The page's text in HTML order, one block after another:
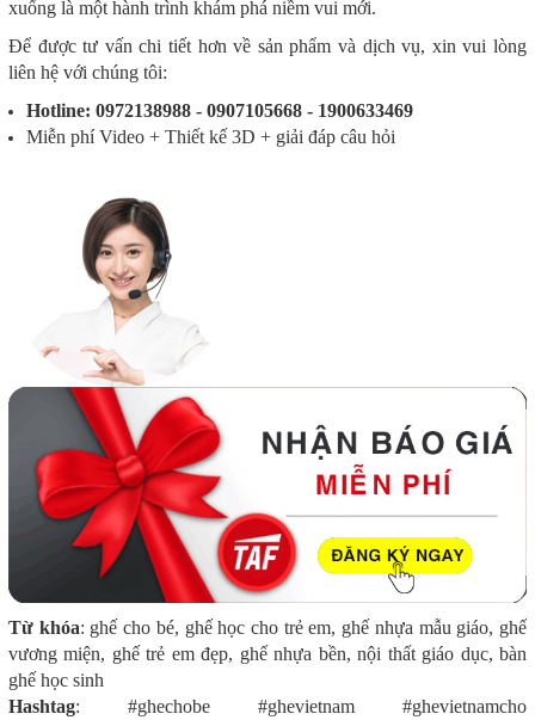
xuống là một hành trình khám phá niềm vui mới.
Để được tư vấn chi tiết hơn về sản phẩm và dịch vụ, xin vui lòng
liên hệ với chúng tôi:
Hotline: 0972138988 - 0907105668 - 1900633469
Miễn phí Video + Thiết kế 3D + giải đáp câu hỏi
Từ khóa: ghế cho bé, ghế học cho trẻ em, ghế nhựa mẫu giáo, ghế
vương miện, ghế trẻ em đẹp, ghế nhựa bền, nội thất giáo dục, bàn
ghế học sinh
Hashtag: #ghechobe #ghevietnam #ghevietnamcho